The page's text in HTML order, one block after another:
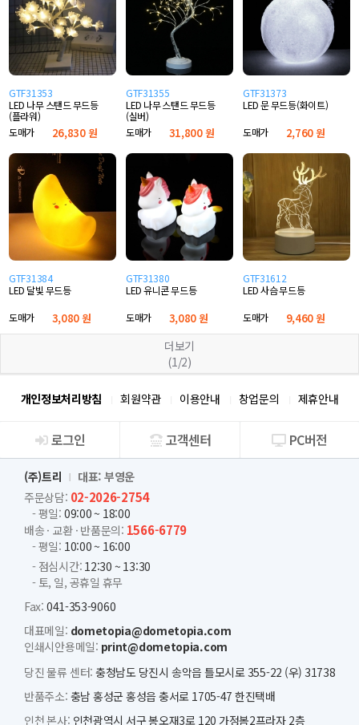
GTF31353
LED 나무 스탠드 무드등
(플라워)
도매가
26,830 원
GTF31355
LED 나무 스탠드 무드등
(실버)
도매가
31,800 원
GTF31373
LED 문 무드등(화이트)
도매가
2,760 원
GTF31384
LED 달빛 무드등
도매가
3,080 원
GTF31380
LED 유니콘 무드등
도매가
3,080 원
GTF31612
LED 사슴 무드등
도매가
9,460 원
더보기
(1/2)
개인정보처리방침 회원약관 이용안내 창업문의 제휴안내
회사소개
로그인 고객센터 PC버전
(주)트리
대표: 부영운
주문상담: 02-2026-2754
- 평일: 09:00 ~ 18:00
배송 · 교환 · 반품문의: 1566-6779
- 평일: 10:00 ~ 16:00
- 점심시간: 12:30 ~ 13:30
- 토, 일, 공휴일 휴무
Fax: 041-353-9060
대표메일: dometopia@dometopia.com
인쇄시안용메일: print@dometopia.com
당진 물류 센터: 충청남도 당진시 송악읍 틀모시로 355-22 (우) 31738
반품주소: 충남 홍성군 홍성읍 충서로 1705-47 한진택배
인천 본사: 인천광역시 서구 봉오재3로 120 가정봄2프라자 2층